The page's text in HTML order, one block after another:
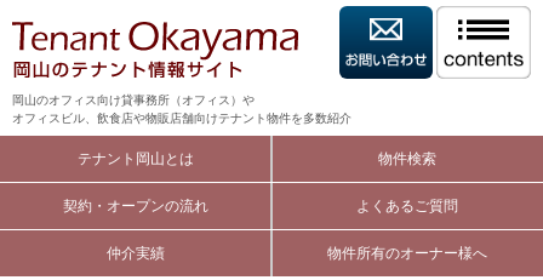
岡山のオフィス向け貸事務所（オフィス）や
オフィスビル、飲食店や物販店舗向けテナント物件を多数紹介
テナント岡山とは 物件検索
契約・オープンの流れ よくあるご質問
仲介実績 物件所有のオーナー様へ